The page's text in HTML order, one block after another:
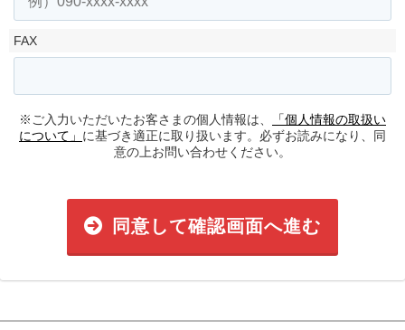
FAX
※ご入力いただいたお客さまの個人情報は、
「個人情報の取扱い
について」 に基づき適正に取り扱います。必ずお読みになり、同
意の上お問い合わせください。
同意して確認画面へ進む